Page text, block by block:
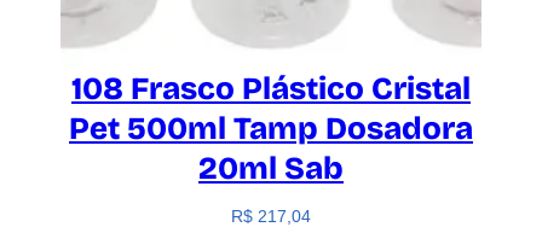
108 Frasco Plástico Cristal
Pet 500ml Tamp Dosadora
20ml Sab
R$ 217,04